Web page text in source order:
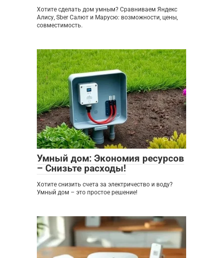
Хотите сделать дом умным? Сравниваем Яндекс
Алису, Sber Салют и Марусю: возможности, цены,
совместимость.
Мебель 0
Умный дом: Экономия ресурсов
– Снизьте расходы!
Хотите снизить счета за электричество и воду?
Умный дом – это простое решение!